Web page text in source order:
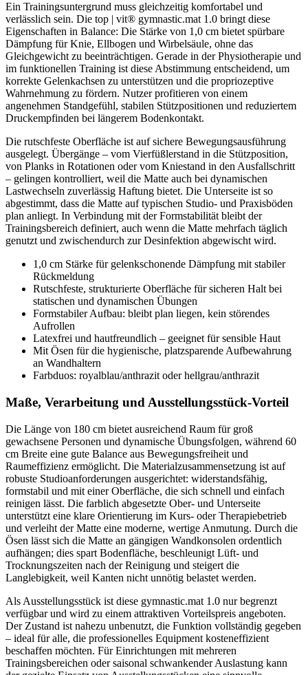
Ein Trainingsuntergrund muss gleichzeitig komfortabel und
verlässlich sein. Die top | vit® gymnastic.mat 1.0 bringt diese
Eigenschaften in Balance: Die Stärke von 1,0 cm bietet spürbare
Dämpfung für Knie, Ellbogen und Wirbelsäule, ohne das
Gleichgewicht zu beeinträchtigen. Gerade in der Physiotherapie und
im funktionellen Training ist diese Abstimmung entscheidend, um
korrekte Gelenkachsen zu unterstützen und die propriozeptive
Wahrnehmung zu fördern. Nutzer profitieren von einem
angenehmen Standgefühl, stabilen Stützpositionen und reduziertem
Druckempfinden bei längerem Bodenkontakt.
Die rutschfeste Oberfläche ist auf sichere Bewegungsausführung
ausgelegt. Übergänge – vom Vierfüßlerstand in die Stützposition,
von Planks in Rotationen oder vom Kniestand in den Ausfallschritt
– gelingen kontrolliert, weil die Matte auch bei dynamischen
Lastwechseln zuverlässig Haftung bietet. Die Unterseite ist so
abgestimmt, dass die Matte auf typischen Studio- und Praxisböden
plan anliegt. In Verbindung mit der Formstabilität bleibt der
Trainingsbereich definiert, auch wenn die Matte mehrfach täglich
genutzt und zwischendurch zur Desinfektion abgewischt wird.
1,0 cm Stärke für gelenkschonende Dämpfung mit stabiler
Rückmeldung
Rutschfeste, strukturierte Oberfläche für sicheren Halt bei
statischen und dynamischen Übungen
Formstabiler Aufbau: bleibt plan liegen, kein störendes
Aufrollen
Latexfrei und hautfreundlich – geeignet für sensible Haut
Mit Ösen für die hygienische, platzsparende Aufbewahrung
an Wandhaltern
Farbduos: royalblau/anthrazit oder hellgrau/anthrazit
Maße, Verarbeitung und Ausstellungsstück-Vorteil
Die Länge von 180 cm bietet ausreichend Raum für groß
gewachsene Personen und dynamische Übungsfolgen, während 60
cm Breite eine gute Balance aus Bewegungsfreiheit und
Raumeffizienz ermöglicht. Die Materialzusammensetzung ist auf
robuste Studioanforderungen ausgerichtet: widerstandsfähig,
formstabil und mit einer Oberfläche, die sich schnell und einfach
reinigen lässt. Die farblich abgesetzte Ober- und Unterseite
unterstützt eine klare Orientierung im Kurs- oder Therapiebetrieb
und verleiht der Matte eine moderne, wertige Anmutung. Durch die
Ösen lässt sich die Matte an gängigen Wandkonsolen ordentlich
aufhängen; dies spart Bodenfläche, beschleunigt Lüft- und
Trocknungszeiten nach der Reinigung und steigert die
Langlebigkeit, weil Kanten nicht unnötig belastet werden.
Als Ausstellungsstück ist diese gymnastic.mat 1.0 nur begrenzt
verfügbar und wird zu einem attraktiven Vorteilspreis angeboten.
Der Zustand ist nahezu unbenutzt, die Funktion vollständig gegeben
– ideal für alle, die professionelles Equipment kosteneffizient
beschaffen möchten. Für Einrichtungen mit mehreren
Trainingsbereichen oder saisonal schwankender Auslastung kann